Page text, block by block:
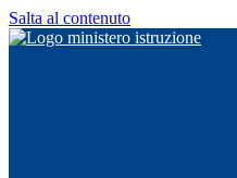
Salta al contenuto